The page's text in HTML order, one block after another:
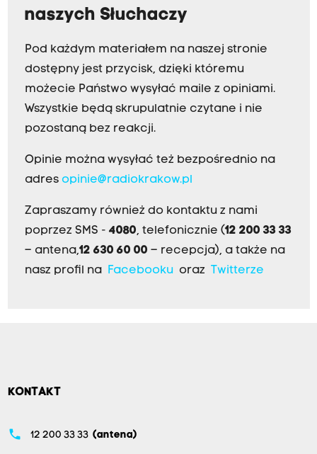
naszych Słuchaczy
Pod każdym materiałem na naszej stronie
dostępny jest przycisk, dzięki któremu
możecie Państwo wysyłać maile z opiniami.
Wszystkie będą skrupulatnie czytane i nie
pozostaną bez reakcji.
Opinie można wysyłać też bezpośrednio na
adres opinie@radiokrakow.pl
Zapraszamy również do kontaktu z nami
poprzez SMS - 4080, telefonicznie (12 200 33 33
– antena,12 630 60 00 – recepcja), a także na
nasz profil na Facebookuoraz Twitterze
KONTAKT
phone 12 200 33 33 (antena)